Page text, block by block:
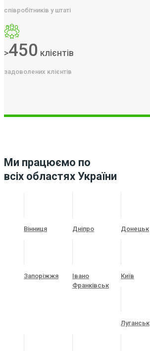
співробітників у штаті
>450 клієнтів
задоволених клієнтів
Ми працюємо по
всіх областях України
Вінниця Дніпро Донецьк
Запоріжжя
Івано
Франківськ
Київ
Луганськ